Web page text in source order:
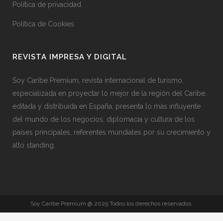
Política de privacidad
Política de Cookies
REVISTA IMPRESA Y DIGITAL
Soy Caribe Premium, revista internacional de turismo,
especializada en proyectar lo mejor de la región del Caribe,
editada y distribuida en España, presenta lo más influyente
del mundo de los negocios, diplomacia y cultura de los
países principales, referentes mundiales por su crecimiento y
alto standing.
Soy Caribe Premium @ 2025 Todos los derechos reservados.